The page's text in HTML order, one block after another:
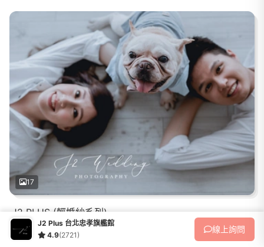
17
J2 PLUS (輕婚紗系列)
J2 Plus 台北忠孝旗艦館
4.9(2721)
線上詢問